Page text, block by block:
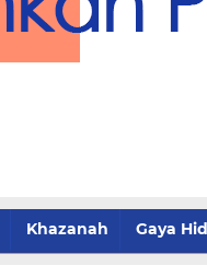
Khazanah Gaya